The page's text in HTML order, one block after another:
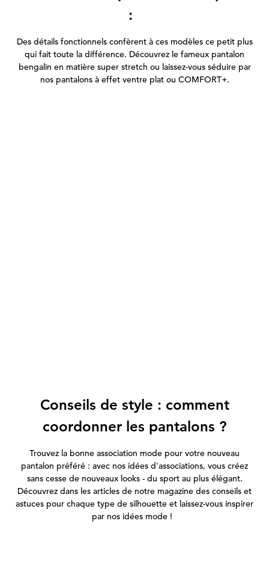
:
Des détails fonctionnels confèrent à ces modèles ce petit plus
qui fait toute la différence. Découvrez le fameux pantalon
bengalin en matière super stretch ou laissez-vous séduire par
nos pantalons à effet ventre plat ou COMFORT+.
Conseils de style : comment
coordonner les pantalons ?
Trouvez la bonne association mode pour votre nouveau
pantalon préféré : avec nos idées d'associations, vous créez
sans cesse de nouveaux looks - du sport au plus élégant.
Découvrez dans les articles de notre magazine des conseils et
astuces pour chaque type de silhouette et laissez-vous inspirer
par nos idées mode !